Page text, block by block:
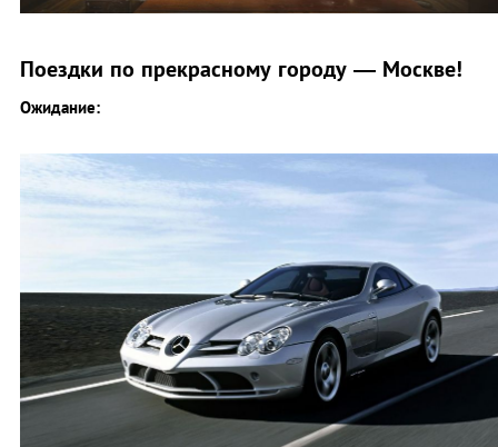
Поездки по прекрасному городу — Москве!
Ожидание: